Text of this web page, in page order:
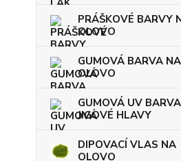
PRÁŠKOVÉ BARVY
OLOVO
GUMOVÁ BARVA NA
OLOVO
GUMOVÁ UV
JIGOVÉ HLAVY
DIPOVACÍ VLAS NA
OLOVO